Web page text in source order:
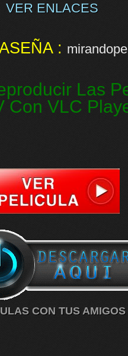
VER ENLACES
:
Las
Con VLC
CON TUS AMIGOS